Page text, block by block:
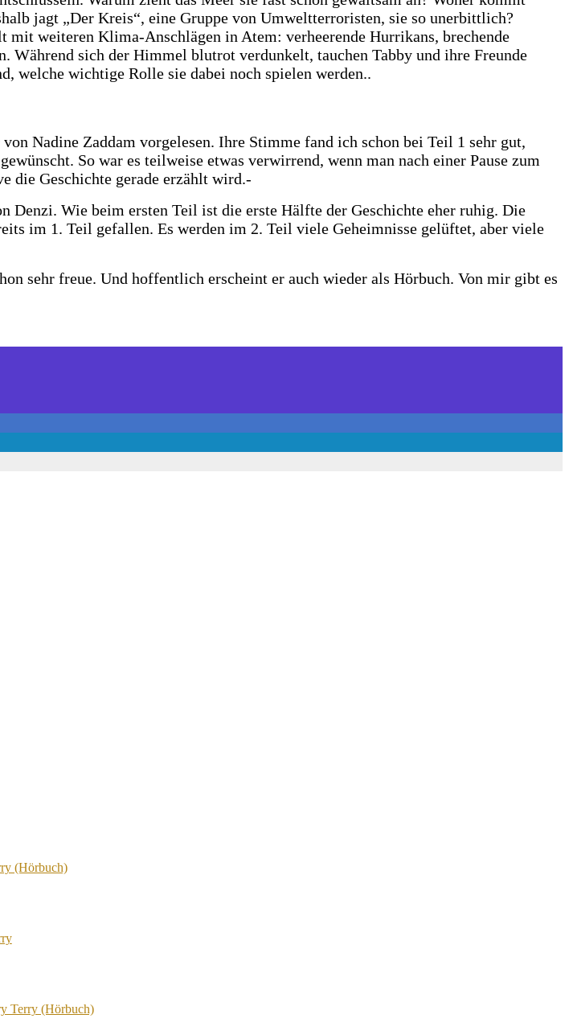
jagt „Der Kreis“, eine Gruppe von Umweltterroristen, sie so unerbittlich?
weiteren Klima-Anschlägen in Atem: verheerende Hurrikans, brechende
Während sich der Himmel blutrot verdunkelt, tauchen Tabby und ihre Freunde
welche wichtige Rolle sie dabei noch spielen werden..
Nadine Zaddam vorgelesen. Ihre Stimme fand ich schon bei Teil 1 sehr gut,
So war es teilweise etwas verwirrend, wenn man nach einer Pause zum
die Geschichte gerade erzählt wird.-
Wie beim ersten Teil ist die erste Hälfte der Geschichte eher ruhig. Die
im 1. Teil gefallen. Es werden im 2. Teil viele Geheimnisse gelüftet, aber viele
sehr freue. Und hoffentlich erscheint er auch wieder als Hörbuch. Von mir gibt es
(Hörbuch)
Terry (Hörbuch)